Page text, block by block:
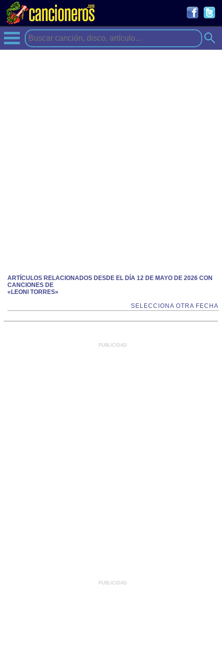
ARTÍCULOS RELACIONADOS DESDE EL DÍA 12 DE MAYO DE 2026 CON
CANCIONES DE
«LEONI TORRES»
SELECCIONA OTRA FECHA
PUBLICIDAD
PUBLICIDAD